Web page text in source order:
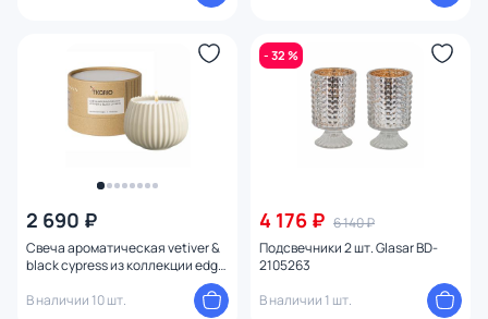
2 690 ₽
Свеча ароматическая vetiver &
black cypress из коллекции edge,
бежевый, 30 ч Tkano BD-3043147
В наличии 10 шт.
- 32 %
4 176 ₽ 6 140 ₽
Подсвечники 2 шт. Glasar BD-
2105263
В наличии 1 шт.